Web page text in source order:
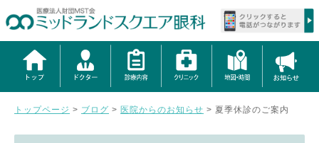
トップページ > ブログ > 医院からのお知らせ > 夏季休診のご案内